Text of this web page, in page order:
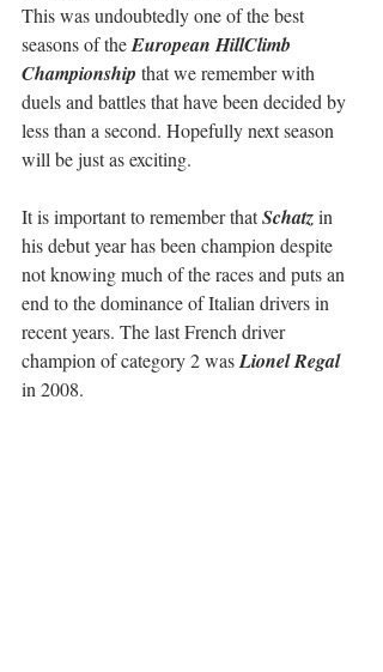
This was undoubtedly one of the best
seasons of the European HillClimb
Championship that we remember with
duels and battles that have been decided by
less than a second. Hopefully next season
will be just as exciting.
It is important to remember that Schatz in
his debut year has been champion despite
not knowing much of the races and puts an
end to the dominance of Italian drivers in
recent years. The last French driver
champion of category 2 was Lionel Regal
in 2008.